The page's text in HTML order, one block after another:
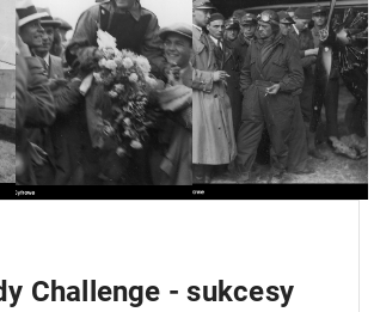
Challenge - sukcesy